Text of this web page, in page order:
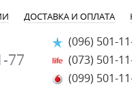
ДОСТАВКА И ОПЛАТА
77
(096) 501-
(073) 501-
(099) 501-